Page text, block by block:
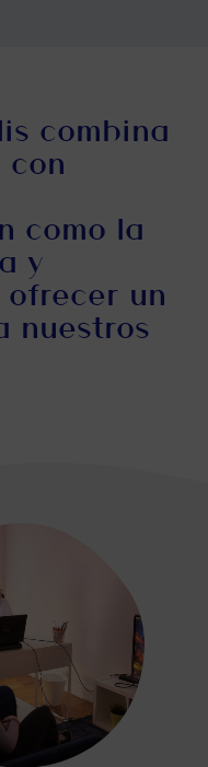
combina
con
como la
y
un
nuestros